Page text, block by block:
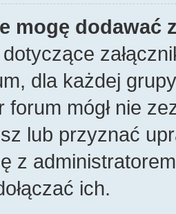
mogę dodawać
dla każdej
forum mógł nie
lub przyznać
z
ich.